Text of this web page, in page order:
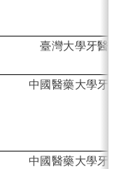
臺灣大學牙醫
中國醫藥大學牙
中國醫藥大學牙